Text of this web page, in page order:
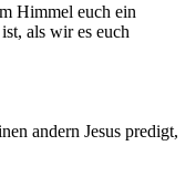
Himmel euch ein
als wir es euch
andern Jesus predigt,